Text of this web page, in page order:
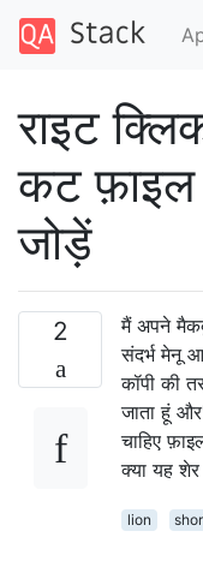
राइट
कट फ़ाइल
जोड़ें
2
मैं अपने
संदर्भ मेनू
कॉपी की
जाता हूं
चाहिए
क्या यह
lion